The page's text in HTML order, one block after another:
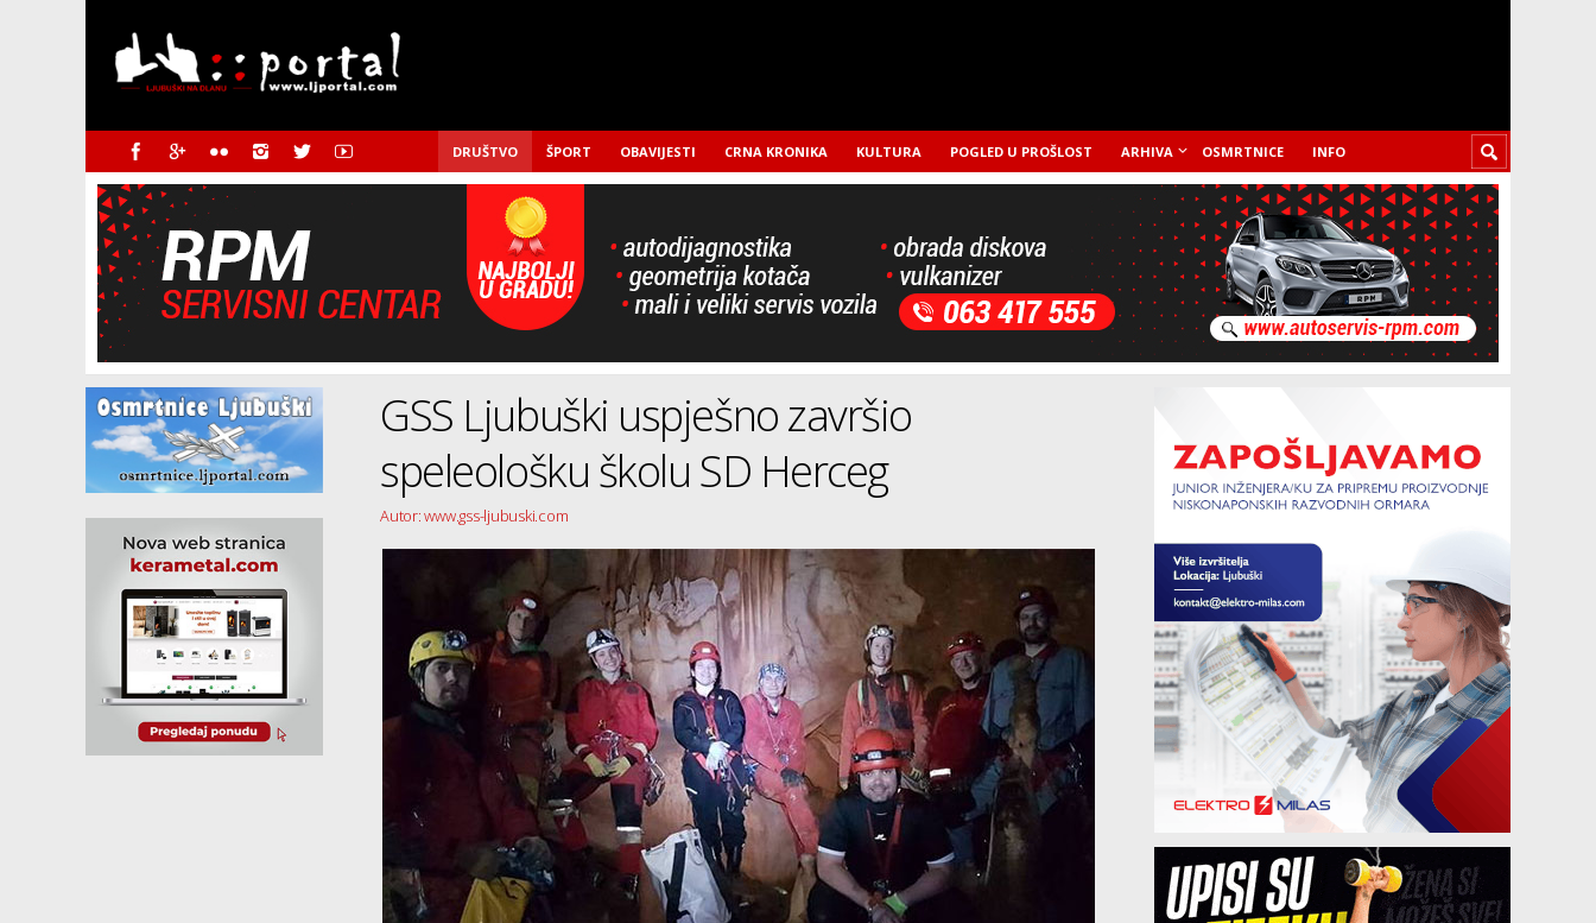
DRUŠTVO ŠPORT OBAVIJESTI CRNA KRONIKA KULTURA POGLED U PROŠLOST ARHIVA OSMRTNICE INFO
GSS Ljubuški uspješno završio
speleološku školu SD Herceg
Autor: www.gss-ljubuski.com